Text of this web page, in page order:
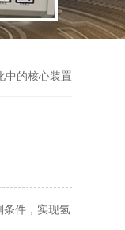
中的核心装置
条件，实现氢